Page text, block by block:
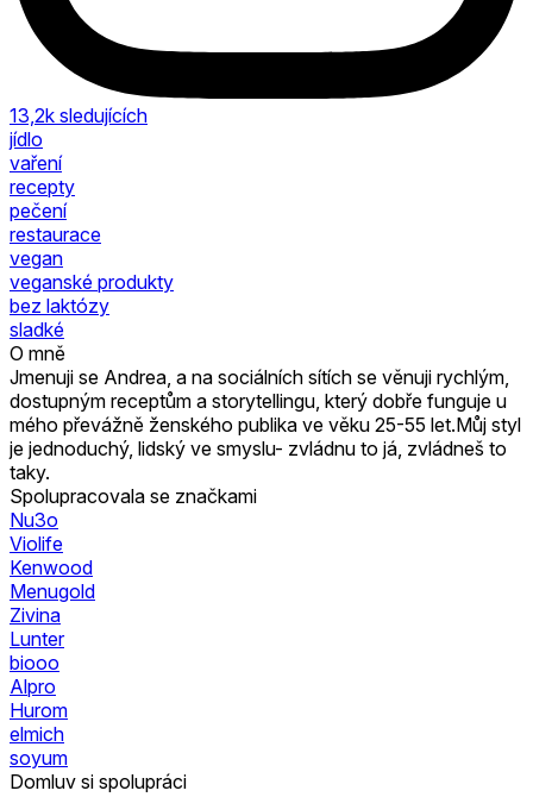
13,2k sledujících
jídlo
vaření
recepty
pečení
restaurace
vegan
veganské produkty
bez laktózy
sladké
O mně
Jmenuji se Andrea, a na sociálních sítích se věnuji rychlým,
dostupným receptům a storytellingu, který dobře funguje u
mého převážně ženského publika ve věku 25-55 let.Můj styl
je jednoduchý, lidský ve smyslu- zvládnu to já, zvládneš to
taky.
Spolupracovala se značkami
Nu3o
Violife
Kenwood
Menugold
Zivina
Lunter
biooo
Alpro
Hurom
elmich
soyum
Domluv si spolupráci